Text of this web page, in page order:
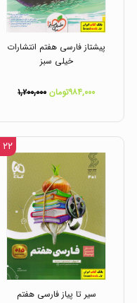
پیشتاز فارسی هفتم انتشارات
خیلی سبز
۹۸۴,۰۰۰تومان ۱,۲۰۰,۰۰۰
۲۲ %
سیر تا پیاز فارسی هفتم